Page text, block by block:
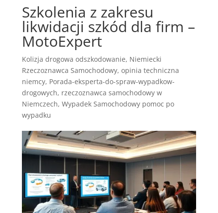
Szkolenia z zakresu
likwidacji szkód dla firm –
MotoExpert
Kolizja drogowa odszkodowanie, Niemiecki
Rzeczoznawca Samochodowy, opinia techniczna
niemcy, Porada-eksperta-do-spraw-wypadkow-
drogowych, rzeczoznawca samochodowy w
Niemczech, Wypadek Samochodowy pomoc po
wypadku